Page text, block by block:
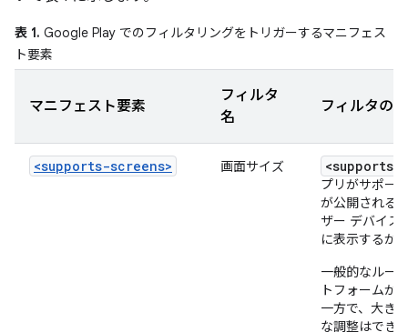
表 1. Google Play でのフィルタリングをトリガーするマニフェス
ト要素
マニフェスト要素
フィルタ
名
フィルタの
<supports-screens> 画面サイズ <supports-
プリがサポー
が公開される
ザー デバイス
に表示するか
一般的なルー
トフォームが
一方で、大き
な調整はでき